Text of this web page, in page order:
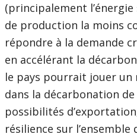
(principalement
de production la moins
répondre à la demande
en accélérant la
le pays pourrait jouer
dans la décarbonation
possibilités
résilience sur l’ensemble